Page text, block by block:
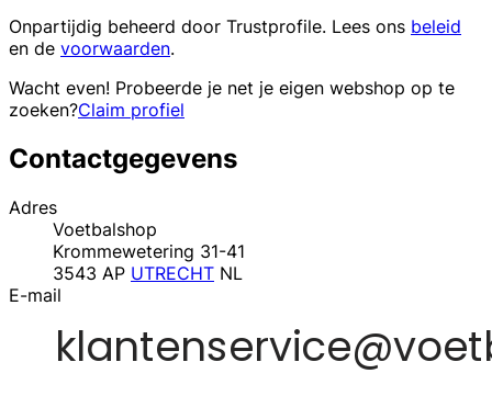
Onpartijdig beheerd door Trustprofile. Lees ons beleid
en de voorwaarden.
Wacht even! Probeerde je net je eigen webshop op te
zoeken?Claim profiel
Contactgegevens
Adres
Voetbalshop
Krommewetering 31-41
3543 AP UTRECHT NL
E-mail